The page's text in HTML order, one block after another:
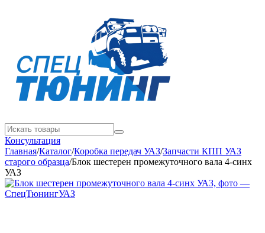
Консультация
Главная/Каталог/Коробка передач УАЗ/Запчасти КПП УАЗ
старого образца/Блок шестерен промежуточного вала 4-синх
УАЗ